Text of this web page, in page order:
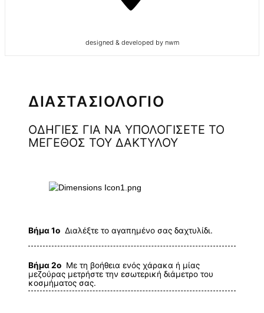
designed & developed by nwm
ΔΙΑΣΤΑΣΙΟΛΟΓΙΟ
ΟΔΗΓΙΕΣ ΓΙΑ ΝΑ ΥΠΟΛΟΓΙΣΕΤΕ ΤΟ
ΜΕΓΕΘΟΣ ΤΟΥ ΔΑΚΤΥΛΟΥ
Βήμα 1ο Διαλέξτε το αγαπημένο σας δαχτυλίδι.
Βήμα 2ο Με τη βοήθεια ενός χάρακα ή μίας
μεζούρας μετρήστε την εσωτερική διάμετρο του
κοσμήματος σας.